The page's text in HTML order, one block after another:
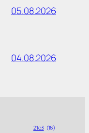
05.08.2026
04.08.2026
21c3 (16)